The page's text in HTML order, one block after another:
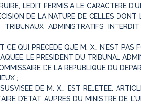
LEDIT PERMIS A LE CARACTERE
DE LA NATURE DE CELLES DONT
ADMINISTRATIFS
CE QUI PRECEDE QUE M. X… N’EST PAS
LE PRESIDENT DU TRIBUNAL
DE LA REPUBLIQUE DU
;
DE M. X… EST REJETEE.
D’ETAT AUPRES DU MINISTRE DE